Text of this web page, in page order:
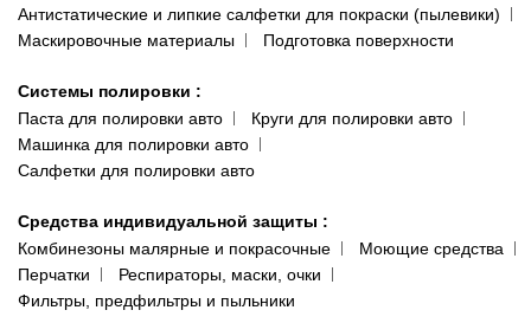
Антистатические и липкие салфетки для покраски (пылевики)
Маскировочные материалы
Подготовка поверхности
Системы полировки :
Паста для полировки авто
Круги для полировки авто
Машинка для полировки авто
Салфетки для полировки авто
Средства индивидуальной защиты :
Комбинезоны малярные и покрасочные
Моющие средства
Перчатки
Респираторы, маски, очки
Фильтры, предфильтры и пыльники